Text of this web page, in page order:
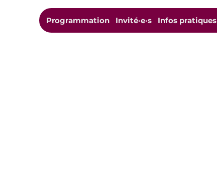
Programmation Invité·e·s Infos pratiques